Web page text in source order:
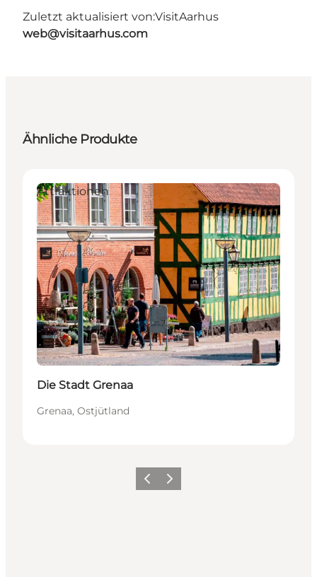
Zuletzt aktualisiert von:VisitAarhus
web@visitaarhus.com
Ähnliche Produkte
Attraktionen
Die Stadt Grenaa
Grenaa, Ostjütland
ZurückWeiter